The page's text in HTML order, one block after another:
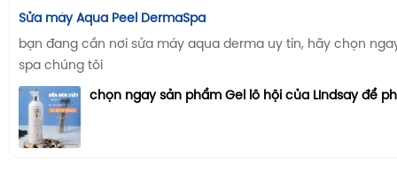
Sửa máy Aqua Peel DermaSpa
bạn đang cần nơi sửa máy aqua derma uy tín, hãy chọn
spa chúng tôi
chọn ngay sản phẩm Gel lô hội của LIndsay để